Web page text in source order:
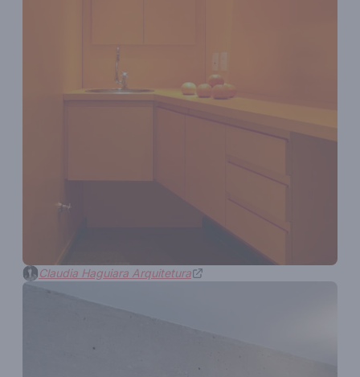
Claudia Haguiara Arquitetura